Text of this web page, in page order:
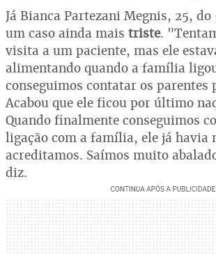
Já Bianca Partezani Megnis, 25, do
um caso ainda mais triste.
visita a um paciente, mas ele
alimentando quando a família
conseguimos contatar os parentes
Acabou que ele ficou por último
Quando finalmente conseguimos
ligação com a família, ele já havia
acreditamos. Saímos muito
diz.